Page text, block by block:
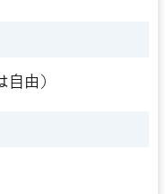
自由)